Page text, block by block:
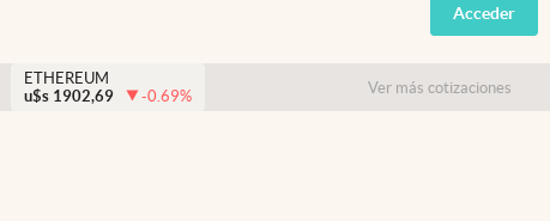
España
USA
Acceder
ETHEREUM
u$s 1902,69 -0.69% Ver más cotizaciones